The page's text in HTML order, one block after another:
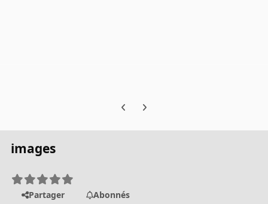
Previous carousel slide
Next carousel slide
images
Partager
Abonnés